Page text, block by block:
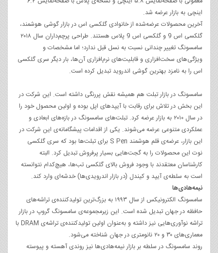
اینچی به بازار عرضه شد.
آخرین محصولات عرضه‌شده از خانواد‌ی گلکسی اس در بازار گوشی‌ هوشمند،
گلکسی اس 9 و گلکسی اس 9 پلاس هستند. طراحی پرچم‌داران سال ۲۰۱۸
سامسونگ تغییر چندانی نسبت به نسل قبل ندارد؛ اما مشخصات و
ویژگی‌های سخت‌افزاری و قابلیت‌های نرم‌افزاری آن‌ها، بار دیگر سری گلکسی
اس را به نامزد بهترین گوشی اندروید تبدیل کرده است.
سامسونگ در بازار تبلت‌ هم همیشه نقش پررنگی داشته است. این شرکت در
این بخش در تلاش برای رقابت با آیپدهای اپل بوده و اولین محصول خود را
در سال ۲۰۱۰ به بازار عرضه کرد. تبلت‌های سامسونگ در بازه‌‌های ابعادی و
عملکردی متنوعی عرضه می‌شوند. یکی از اقدامات پیشگامانه‌ی این شرکت در
این بازار، عرضه‌ی قلم هوشمند S Pen برای تبلت‌ها بود که سری گلکسی
نوت این محصولات را به گجت‌هایی بسیار پرفروش تبدیل کرد. البته
کارشناسان معتقدند با وجود فروش بالای گلکسی تب‌ها، هیچ‌کدام نتوانسته‌
است به سلطه‌ی آیپد و کیندل (در بازار اندرویدی‌ها) خدشه‌ای وارد کند.
نیمه‌هادی‌ها
سامسونگ الکترونیکس از سال ۱۹۹۳ به بزرگ‌ترین تولیدکننده‌ی تراشه‌های
حافظه در جهان تبدیل شده است. این زیرمجموعه‌ی سامسونگ گروپ در بازار
تراشه‌ نوآوری‌هایی نیز داشته و به‌عنوان اولین تولیدکننده‌ی تراشه‌ی DRAM با
معماری‌های ۳۰ و ۲۰ نانومتری در جهان شناخته می‌شود.
روند سامسونگ در سلطه بر بازار نیمه‌هادی‌ها نیز روندی آهسته و پیوسته